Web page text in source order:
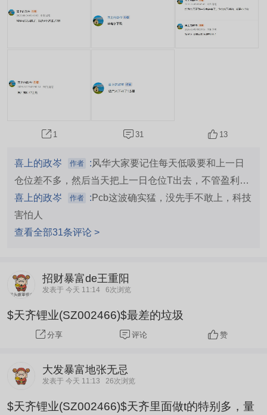
玩华电的老路子来：以5日线为锚，跌了敢吸，冲
高就逐步减仓，死拿着远不如来回滚动利润厚。摸
1 31 13
喜上的政岑 作者 : 风华大家要记住每天低吸要和上一日
仓位差不多，然后当天把上一日仓位T出去，不管盈利几
个点冲高分批走，就这样推到退潮。我不能再随便发截图
了，前两天说了我
喜上的政岑 作者 : Pcb这波确实猛，没先手不敢上，科技
害怕人
查看全部31条评论 >
招财暴富de王重阳
发表于 今天 11:14 6次浏览
$天齐锂业(SZ002466)$最差的垃圾
分享 评论 赞
大发暴富地张无忌
发表于 今天 11:13 26次浏览
$天齐锂业(SZ002466)$天齐里面做t的特别多，量